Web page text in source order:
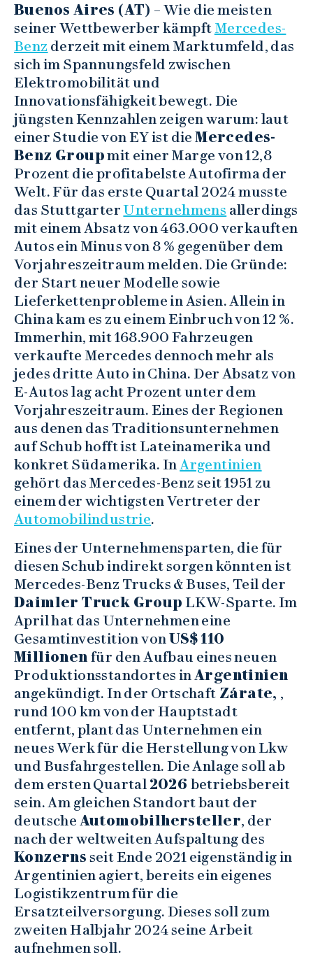
Buenos Aires (AT) – Wie die meisten
seiner Wettbewerber kämpft Mercedes-
Benz derzeit mit einem Marktumfeld, das
sich im Spannungsfeld zwischen
Elektromobilität und
Innovationsfähigkeit bewegt. Die
jüngsten Kennzahlen zeigen warum: laut
einer Studie von EY ist dieMercedes-
Benz Groupmit einer Marge von 12,8
Prozent die profitabelste Autofirma der
Welt. Für das erste Quartal 2024 musste
das StuttgarterUnternehmens allerdings
mit einem Absatz von 463.000 verkauften
Autos ein Minus von 8 % gegenüber dem
Vorjahreszeitraum melden. Die Gründe:
der Start neuer Modelle sowie
Lieferkettenprobleme in Asien. Allein in
China kam es zu einem Einbruch von 12 %.
Immerhin, mit 168.900 Fahrzeugen
verkaufte Mercedes dennoch mehr als
jedes dritte Auto in China. Der Absatz von
E-Autos lag acht Prozent unter dem
Vorjahreszeitraum. Eines der Regionen
aus denen das Traditionsunternehmen
auf Schub hofft ist Lateinamerika und
konkret Südamerika. InArgentinien
gehört das Mercedes-Benz seit 1951 zu
einem der wichtigsten Vertreter der
Automobilindustrie.
Eines der Unternehmensparten, die für
diesen Schub indirekt sorgen könnten ist
Mercedes-Benz Trucks & Buses, Teil der
Daimler Truck Group LKW-Sparte. Im
April hat das Unternehmen eine
Gesamtinvestition vonUS$ 110
Millionenfür den Aufbau eines neuen
Produktionsstandortes inArgentinien
angekündigt. In der Ortschaft Zárate, ,
rund 100 km von der Hauptstadt
entfernt, plant das Unternehmen ein
neues Werk für die Herstellung von Lkw
und Busfahrgestellen. Die Anlage soll ab
dem ersten Quartal 2026 betriebsbereit
sein. Am gleichen Standort baut der
deutsche Automobilhersteller, der
nach der weltweiten Aufspaltung des
Konzerns seit Ende 2021 eigenständig in
Argentinien agiert, bereits ein eigenes
Logistikzentrum für die
Ersatzteilversorgung. Dieses soll zum
zweiten Halbjahr 2024 seine Arbeit
aufnehmen soll.